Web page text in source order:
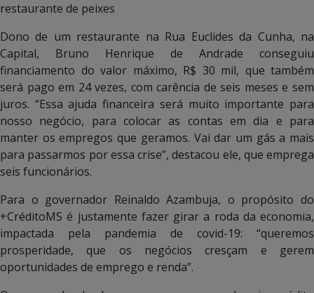
restaurante de peixes
Dono de um restaurante na Rua Euclides da Cunha, na
Capital, Bruno Henrique de Andrade conseguiu
financiamento do valor máximo, R$ 30 mil, que também
será pago em 24 vezes, com carência de seis meses e sem
juros. “Essa ajuda financeira será muito importante para
nosso negócio, para colocar as contas em dia e para
manter os empregos que geramos. Vai dar um gás a mais
para passarmos por essa crise”, destacou ele, que emprega
seis funcionários.
Para o governador Reinaldo Azambuja, o propósito do
+CréditoMS é justamente fazer girar a roda da economia,
impactada pela pandemia de covid-19: “queremos
prosperidade, que os negócios cresçam e gerem
oportunidades de emprego e renda”.